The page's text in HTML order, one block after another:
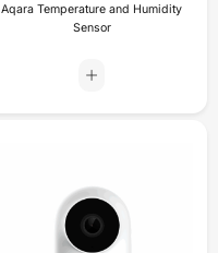
Aqara Temperature and Humidity
Sensor